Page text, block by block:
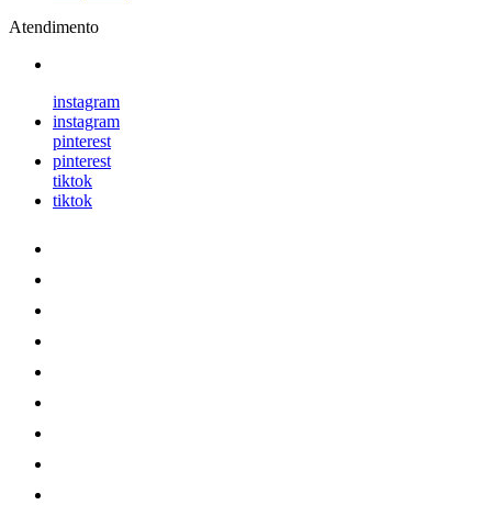
Atendimento
instagram
instagram
pinterest
pinterest
tiktok
tiktok